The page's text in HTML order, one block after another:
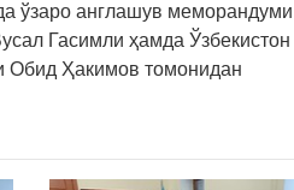
ўзаро англашув меморандуми
Гасимли ҳамда Ўзбекистон
Обид Ҳакимов томонидан